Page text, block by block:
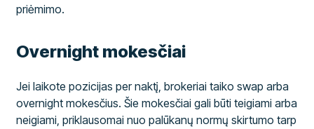
priėmimo.
Overnight mokesčiai
Jei laikote pozicijas per naktį, brokeriai taiko swap arba
overnight mokesčius. Šie mokesčiai gali būti teigiami arba
neigiami, priklausomai nuo palūkanų normų skirtumo tarp